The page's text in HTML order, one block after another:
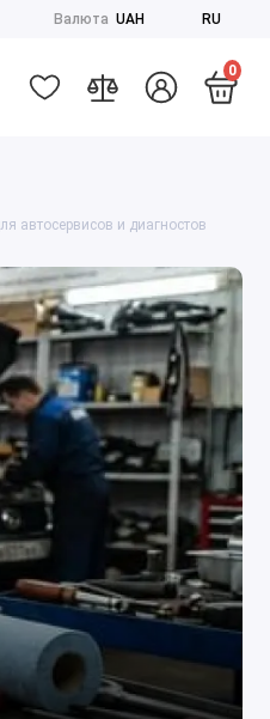
Валюта UAH RU
0
автосервисов и диагностов